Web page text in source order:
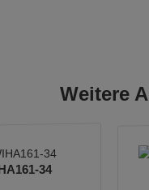
Weitere
34